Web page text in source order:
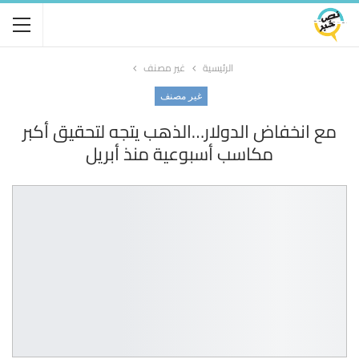
الرئيسية غير مصنف
غير مصنف
مع انخفاض الدولار…الذهب يتجه لتحقيق أكبر
مكاسب أسبوعية منذ أبريل